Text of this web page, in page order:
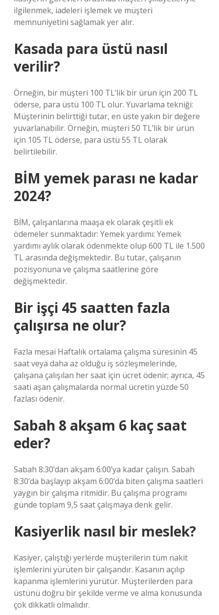
ilgilenmek, iadeleri işlemek ve müşteri
memnuniyetini sağlamak yer alır.
Kasada para üstü nasıl
verilir?
Örneğin, bir müşteri 100 TL’lik bir ürün için 200 TL
öderse, para üstü 100 TL olur. Yuvarlama tekniği:
Müşterinin belirttiği tutar, en üste yakın bir değere
yuvarlanabilir. Örneğin, müşteri 50 TL’lik bir ürün
için 105 TL öderse, para üstü 55 TL olarak
belirtilebilir.
BİM yemek parası ne kadar
2024?
BİM, çalışanlarına maaşa ek olarak çeşitli ek
ödemeler sunmaktadır: Yemek yardımı: Yemek
yardımı aylık olarak ödenmekte olup 600 TL ile 1.500
TL arasında değişmektedir. Bu tutar, çalışanın
pozisyonuna ve çalışma saatlerine göre
değişmektedir.
Bir işçi 45 saatten fazla
çalışırsa ne olur?
Fazla mesai Haftalık ortalama çalışma süresinin 45
saat veya daha az olduğu iş sözleşmelerinde,
çalışana çalışılan her saat için ücret ödenir; ayrıca, 45
saati aşan çalışmalarda normal ücretin yüzde 50
fazlası ödenir.
Sabah 8 akşam 6 kaç saat
eder?
Sabah 8:30’dan akşam 6:00’ya kadar çalışın. Sabah
8:30’da başlayıp akşam 6:00’da biten çalışma saatleri
yaygın bir çalışma ritmidir. Bu çalışma programı
günde toplam 9,5 saat çalışmaya denk gelir.
Kasiyerlik nasıl bir meslek?
Kasiyer, çalıştığı yerlerde müşterilerin tüm nakit
işlemlerini yürüten bir çalışandır. Kasanın açılıp
kapanma işlemlerini yürütür. Müşterilerden para
üstünü doğru bir şekilde verme ve alma konusunda
çok dikkatli olmalıdır.